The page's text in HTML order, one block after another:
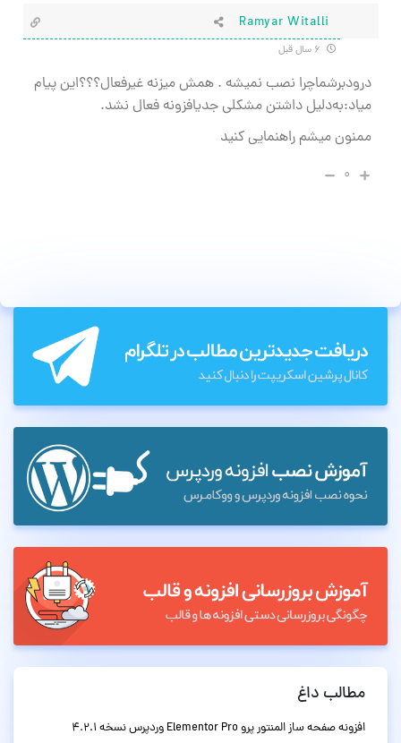
Ramyar Witalli
درودبرشماچرا نصب نمیشه . همش میزنه غیرفعال؟؟؟این پیام
میاد:به‌دلیل داشتن مشکلی جدیافزونه فعال نشد.
ممنون میشم راهنمایی کنید
۰
مطالب داغ
افزونه صفحه ساز المنتور پرو Elementor Pro وردپرس نسخه 4.2.1